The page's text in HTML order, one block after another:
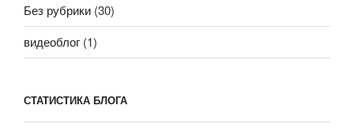
Без рубрики (30)
видеоблог (1)
СТАТИСТИКА БЛОГА